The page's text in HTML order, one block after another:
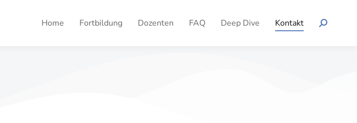
Home Fortbildung Dozenten FAQ Deep Dive Kontakt